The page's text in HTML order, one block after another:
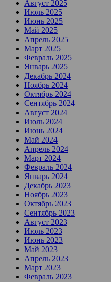
Август 2025
Июль 2025
Июнь 2025
Май 2025
Апрель 2025
Март 2025
Февраль 2025
Январь 2025
Декабрь 2024
Ноябрь 2024
Октябрь 2024
Сентябрь 2024
Август 2024
Июль 2024
Июнь 2024
Май 2024
Апрель 2024
Март 2024
Февраль 2024
Январь 2024
Декабрь 2023
Ноябрь 2023
Октябрь 2023
Сентябрь 2023
Август 2023
Июль 2023
Июнь 2023
Май 2023
Апрель 2023
Март 2023
Февраль 2023